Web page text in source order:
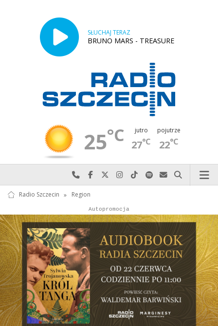
SŁUCHAJ TERAZ
BRUNO MARS - TREASURE
25°C jutro
27°C
pojutrze
22°C
Najlepiej po prostu do nas zadzwoń
Odwiedź nas na Facebook-u
Odwiedź nas na X
Odwiedź nas na Instagram-ie
Odwiedź nas na TikTok-u
Szukaj nas na Spotify
Wyślij do nas
Szukaj
Radio Szczecin » Region
Reklama
Autopromocja